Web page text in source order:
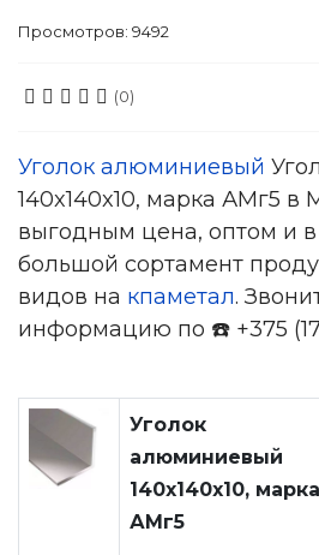
Просмотров: 9492
(0)
Уголок алюминиевый
140x140x10, марка АМг5 в
выгодным цена, оптом и в
большой сортамент
видов на кпаметал.
информацию по ☎️ +375
Уголок
алюминиевый
140x140x10, марка
АМг5